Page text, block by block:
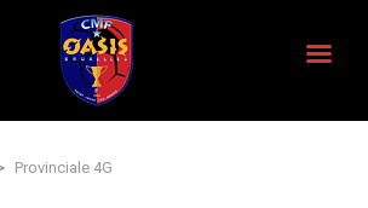
Provinciale 4G